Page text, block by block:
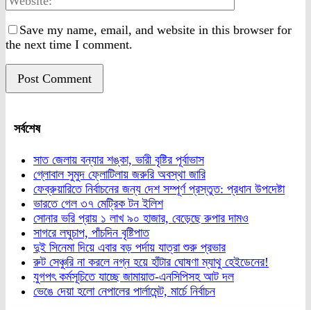
Save my name, email, and website in this browser for
the next time I comment.
সর্বশেষ
সাত জেলায় বন্যার শঙ্কা, ভারী বৃষ্টির পূর্বাভাস
গ্লোবাল সুমুদ ফ্লোটিলায় জরুরি অবস্থা জারি
ফেব্রুয়ারিতে নির্বাচনের জন্য দেশ সম্পূর্ণ প্রস্তুত: প্রধান উপদেষ্টা
ভারতে গেল ৩৭ মেট্রিক টন ইলিশ
সোনার ভরি প্রায় ১ লাখ ৯০ হাজার, বেড়েছে রুপার দামও
সাগরে লঘুচাপ, পাঁচদিন বৃষ্টিপাত
দুই সিনেমা দিয়ে এবার বড় পর্দায় যাত্রা শুরু প্রভার
রুট সেঞ্চুরি না করলে নগ্ন হয়ে হাঁটার ঘোষণা ম্যাথু হেইডেনের!
যুগপৎ কর্মসূচিতে যাচ্ছে জামায়াত-এনসিপিসহ আট দল
ভেঙে দেয়া হলো নেপালের পার্লামেন্ট, মার্চে নির্বাচন